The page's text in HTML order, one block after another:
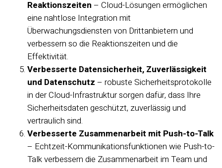
Reaktionszeiten – Cloud-Lösungen ermöglichen
eine nahtlose Integration mit
Überwachungsdiensten von Drittanbietern und
verbessern so die Reaktionszeiten und die
Effektivität.
Verbesserte Datensicherheit, Zuverlässigkeit
und Datenschutz – robuste Sicherheitsprotokolle
in der Cloud-Infrastruktur sorgen dafür, dass Ihre
Sicherheitsdaten geschützt, zuverlässig und
vertraulich sind.
Verbesserte Zusammenarbeit mit Push-to-Talk
– Echtzeit-Kommunikationsfunktionen wie Push-to-
Talk verbessern die Zusammenarbeit im Team und